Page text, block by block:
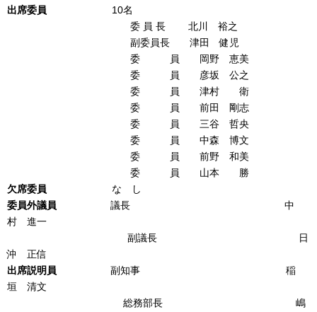
出席委員 10名
委 員 長 北川 裕之
副委員長 津田 健児
委 員 岡野 恵美
委 員 彦坂 公之
委 員 津村 衛
委 員 前田 剛志
委 員 三谷 哲央
委 員 中森 博文
委 員 前野 和美
委 員 山本 勝
欠席委員 な し
委員外議員 議長 中
村 進一
副議長 日
沖 正信
出席説明員 副知事 稲
垣 清文
総務部長 嶋